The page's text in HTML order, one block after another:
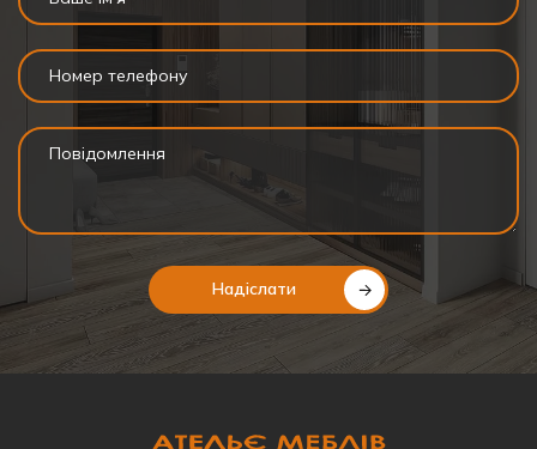
Надіслати